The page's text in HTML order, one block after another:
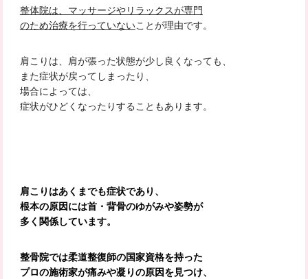
整体院は、マッサージやリラックスが専門
のため治療を行っていないことが理由です。
肩こりは、肩が張った状態が少し良くなっても、
また症状が戻ってしまったり、
場合によっては、
症状がひどくなったりすることもあります。
肩こりはあくまでも症状であり、
根本の原因には首・背骨のゆがみや姿勢が
多く関係しています。
整骨院では柔道整復師の国家資格を持った
プロの施術家が痛みや凝りの原因を見つけ、